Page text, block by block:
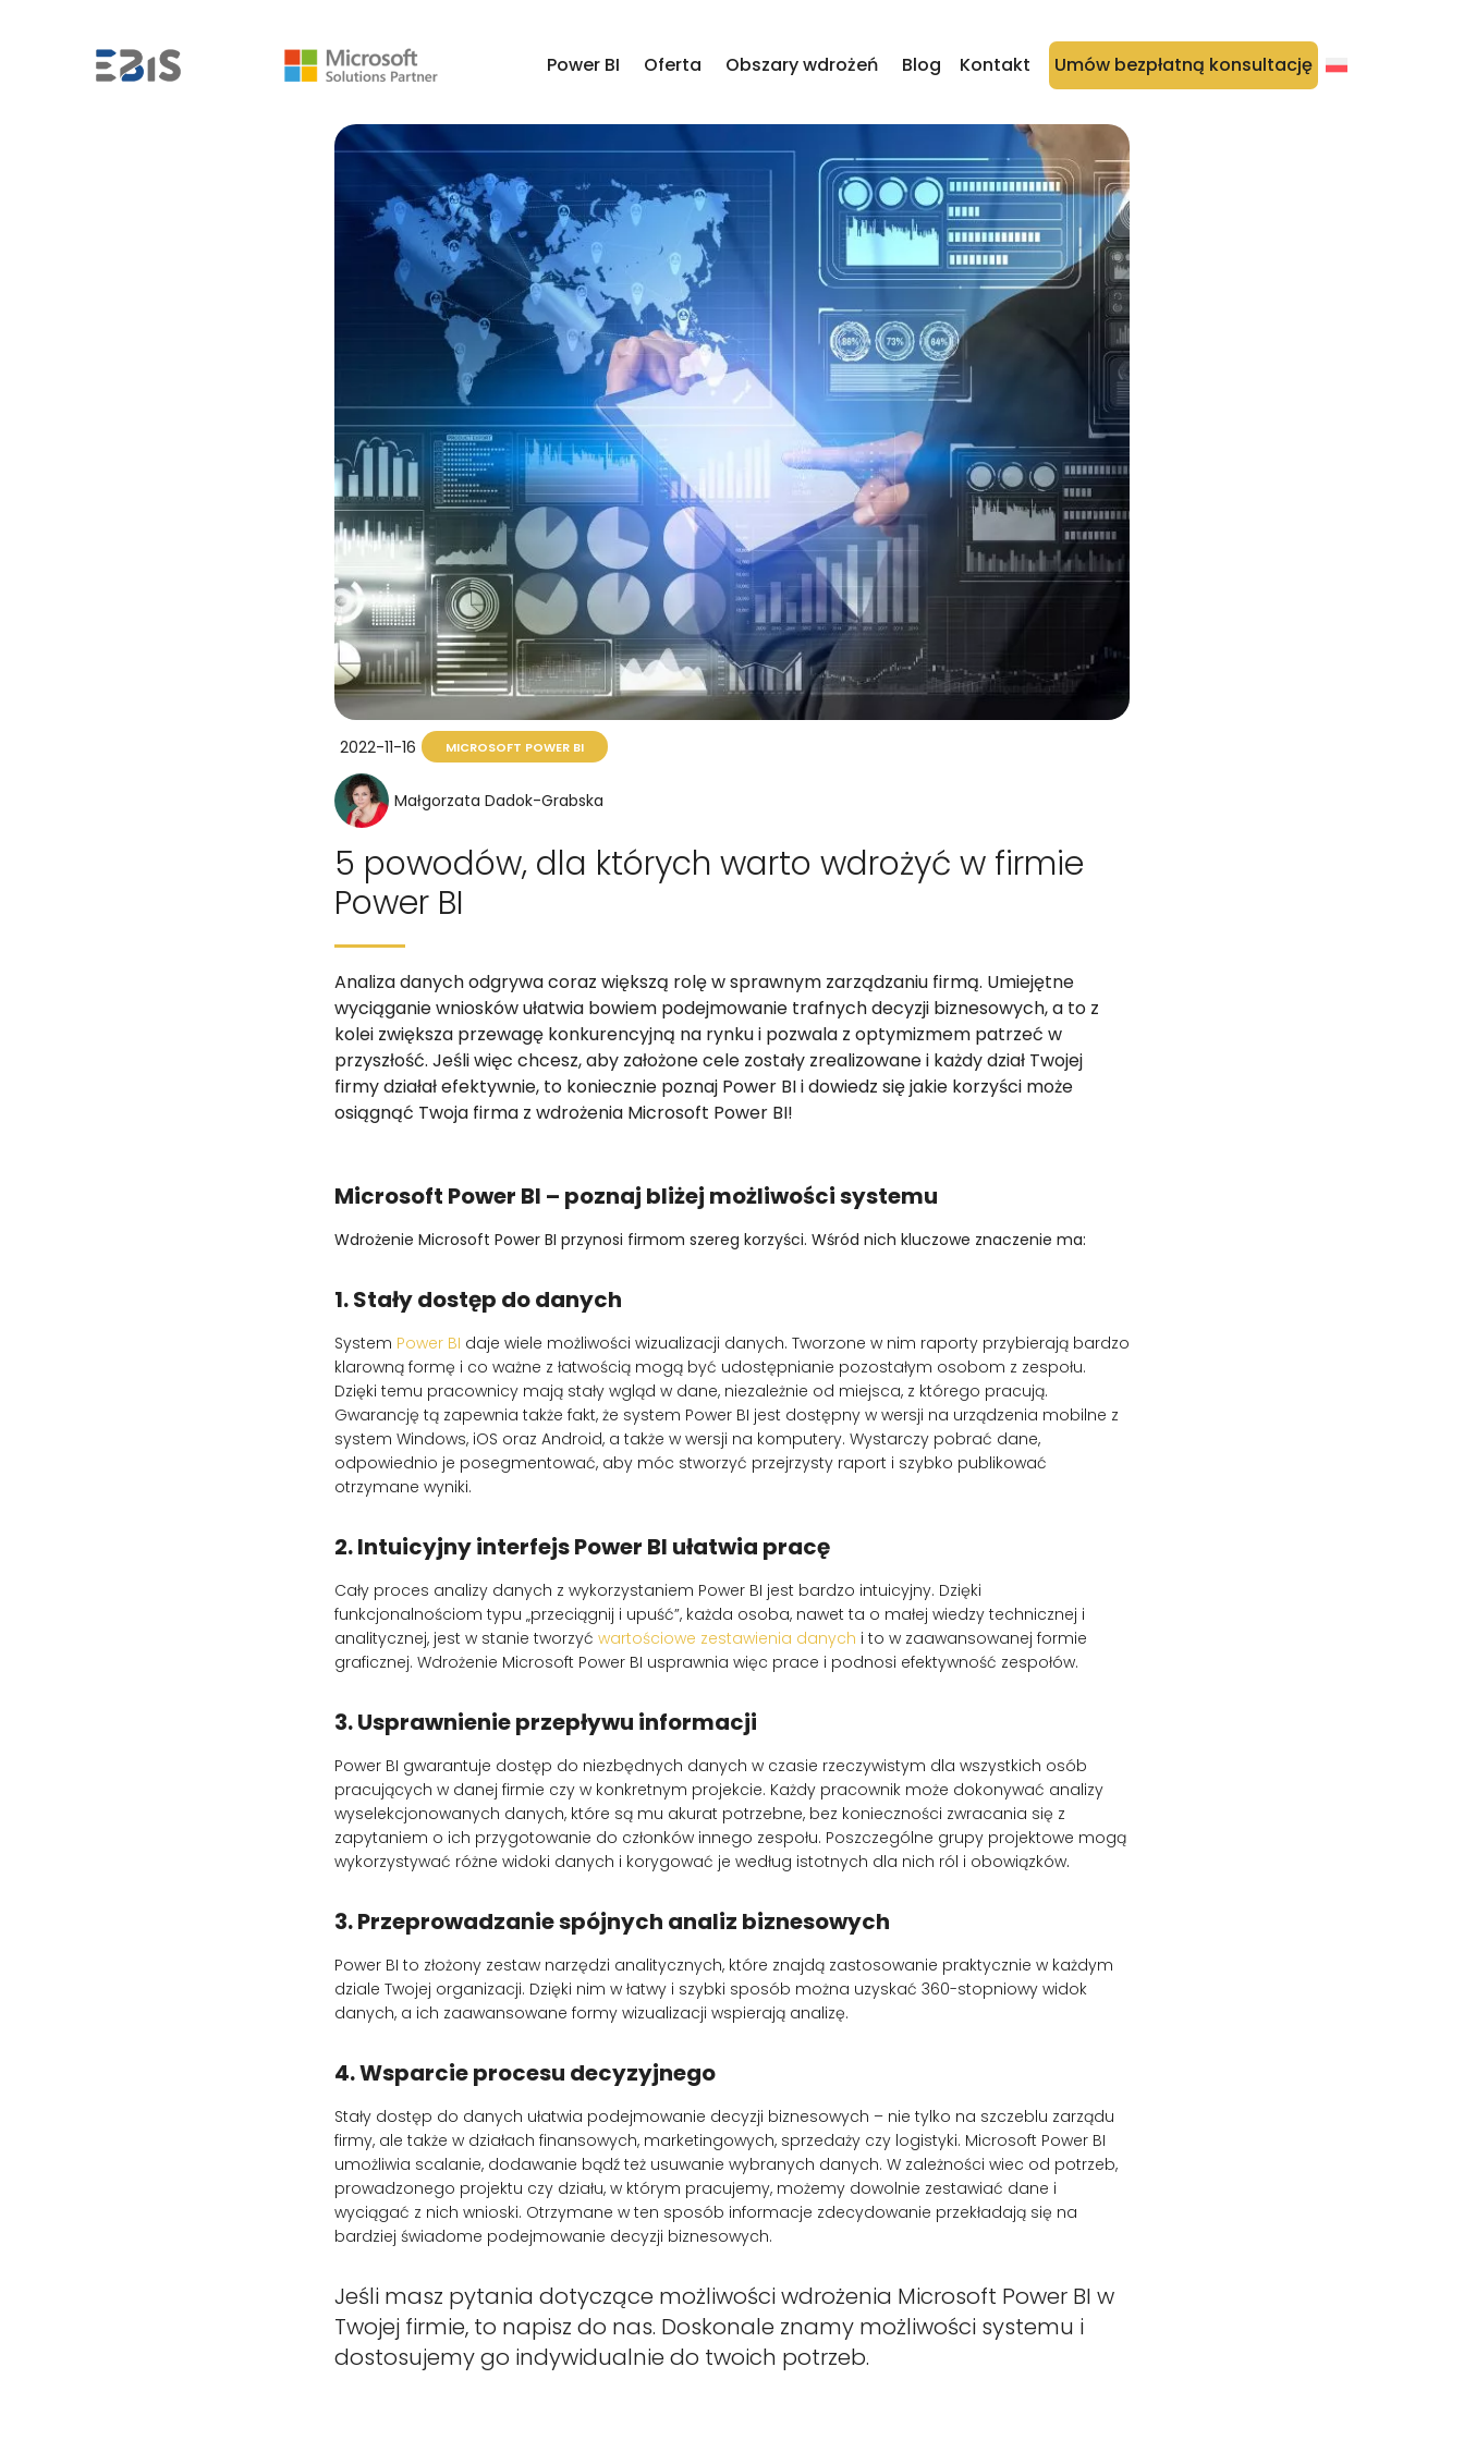
Power BI Oferta Obszary wdrożeń Blog Kontakt Umów bezpłatną konsultację
MICROSOFT POWER BI
2022-11-16 MICROSOFT POWER BI
Małgorzata Dadok-Grabska
5 powodów, dla których warto wdrożyć w firmie
Power BI
Analiza danych odgrywa coraz większą rolę w sprawnym zarządzaniu firmą. Umiejętne
wyciąganie wniosków ułatwia bowiem podejmowanie trafnych decyzji biznesowych, a to z
kolei zwiększa przewagę konkurencyjną na rynku i pozwala z optymizmem patrzeć w
przyszłość. Jeśli więc chcesz, aby założone cele zostały zrealizowane i każdy dział Twojej
firmy działał efektywnie, to koniecznie poznaj Power BI i dowiedz się jakie korzyści może
osiągnąć Twoja firma z wdrożenia Microsoft Power BI!
Microsoft Power BI – poznaj bliżej możliwości systemu
Wdrożenie Microsoft Power BI przynosi firmom szereg korzyści. Wśród nich kluczowe znaczenie ma:
1. Stały dostęp do danych
System Power BI daje wiele możliwości wizualizacji danych. Tworzone w nim raporty przybierają bardzo
klarowną formę i co ważne z łatwością mogą być udostępnianie pozostałym osobom z zespołu.
Dzięki temu pracownicy mają stały wgląd w dane, niezależnie od miejsca, z którego pracują.
Gwarancję tą zapewnia także fakt, że system Power BI jest dostępny w wersji na urządzenia mobilne z
system Windows, iOS oraz Android, a także w wersji na komputery. Wystarczy pobrać dane,
odpowiednio je posegmentować, aby móc stworzyć przejrzysty raport i szybko publikować
otrzymane wyniki.
2. Intuicyjny interfejs Power BI ułatwia pracę
Cały proces analizy danych z wykorzystaniem Power BI jest bardzo intuicyjny. Dzięki
funkcjonalnościom typu „przeciągnij i upuść”, każda osoba, nawet ta o małej wiedzy technicznej i
analitycznej, jest w stanie tworzyć wartościowe zestawienia danych i to w zaawansowanej formie
graficznej. Wdrożenie Microsoft Power BI usprawnia więc prace i podnosi efektywność zespołów.
3. Usprawnienie przepływu informacji
Power BI gwarantuje dostęp do niezbędnych danych w czasie rzeczywistym dla wszystkich osób
pracujących w danej firmie czy w konkretnym projekcie. Każdy pracownik może dokonywać analizy
wyselekcjonowanych danych, które są mu akurat potrzebne, bez konieczności zwracania się z
zapytaniem o ich przygotowanie do członków innego zespołu. Poszczególne grupy projektowe mogą
wykorzystywać różne widoki danych i korygować je według istotnych dla nich ról i obowiązków.
3. Przeprowadzanie spójnych analiz biznesowych
Power BI to złożony zestaw narzędzi analitycznych, które znajdą zastosowanie praktycznie w każdym
dziale Twojej organizacji. Dzięki nim w łatwy i szybki sposób można uzyskać 360-stopniowy widok
danych, a ich zaawansowane formy wizualizacji wspierają analizę.
4. Wsparcie procesu decyzyjnego
Stały dostęp do danych ułatwia podejmowanie decyzji biznesowych – nie tylko na szczeblu zarządu
firmy, ale także w działach finansowych, marketingowych, sprzedaży czy logistyki. Microsoft Power BI
umożliwia scalanie, dodawanie bądź też usuwanie wybranych danych. W zależności wiec od potrzeb,
prowadzonego projektu czy działu, w którym pracujemy, możemy dowolnie zestawiać dane i
wyciągać z nich wnioski. Otrzymane w ten sposób informacje zdecydowanie przekładają się na
bardziej świadome podejmowanie decyzji biznesowych.
Jeśli masz pytania dotyczące możliwości wdrożenia Microsoft Power BI w
Twojej firmie, to napisz do nas. Doskonale znamy możliwości systemu i
dostosujemy go indywidualnie do twoich potrzeb.